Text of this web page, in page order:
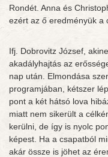
Rondét. Anna és
ezért az ő eredményük a
Ifj. Dobrovitz József,
akadályhajtás az
nap után. Elmondása
programjában, kétszer
pont a két hátsó lova
miatt nem sikerült a
kerülni, de így is nyolc
képest. Ha a csapatból
akár össze is jöhet az